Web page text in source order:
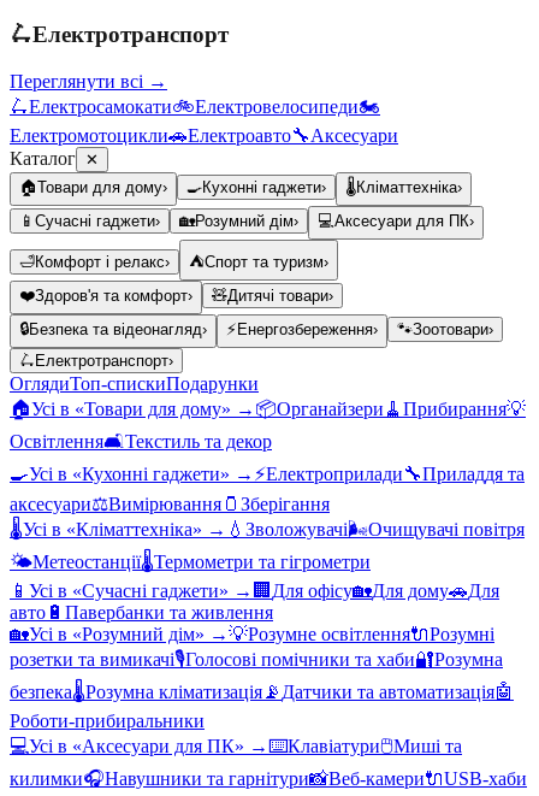
🛴Електротранспорт
Переглянути всі →
🛴Електросамокати🚲Електровелосипеди🏍️
Електромотоцикли🚗Електроавто🔧Аксесуари
Каталог ✕
🏠Товари для дому› 🍳Кухонні гаджети› 🌡️Кліматтехніка›
📱 Сучасні гаджети› 🏡Розумний дім› 💻Аксесуари для ПК›
🛁Комфорт і релакс› ⛺Спорт та туризм›
❤️Здоров'я та комфорт› 🧸Дитячі товари›
🔒Безпека та відеонагляд› ⚡ Енергозбереження› 🐾Зоотовари›
🛴 Електротранспорт›
ОглядиТоп-спискиПодарунки
🏠Усі в «Товари для дому» → 📦Органайзери 🧹 Прибирання💡
Освітлення🛋️Текстиль та декор
🍳Усі в «Кухонні гаджети» → ⚡Електроприлади🔧Приладдя та
аксесуари⚖️Вимірювання 🫙 Зберігання
🌡️Усі в «Кліматтехніка» → 💧 Зволожувачі🌬️Очищувачі повітря
🌤️Метеостанції🌡️Термометри та гігрометри
📱 Усі в «Сучасні гаджети» → 🏢 Для офісу🏡Для дому🚗Для
авто 🔋 Павербанки та живлення
🏡Усі в «Розумний дім» →💡Розумне освітлення🔌Розумні
розетки та вимикачі🎙️Голосові помічники та хаби🔐Розумна
безпека🌡️Розумна кліматизація 📡 Датчики та автоматизація🤖
Роботи-прибиральники
💻Усі в «Аксесуари для ПК» →⌨️Клавіатури🖱️Миші та
килимки🎧Навушники та гарнітури📸Веб-камери🔌USB-хаби